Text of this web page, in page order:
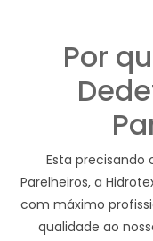
Por
Esta
Parelheiros, a
com máximo
qualidade ao